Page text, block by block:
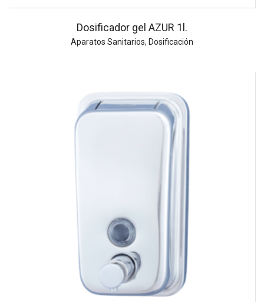
Dosificador gel AZUR 1l.
Aparatos Sanitarios, Dosificación